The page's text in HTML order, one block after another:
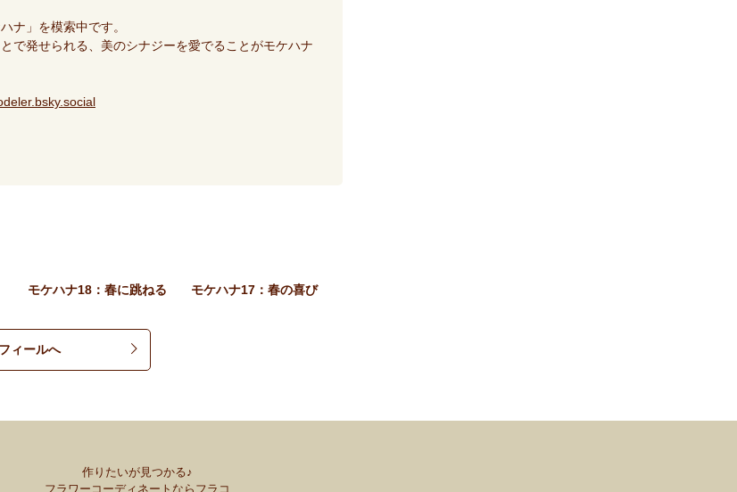
ナ」を模索中です。
で発せられる、美のシナジーを愛でることがモケハナ
モケハナ18：春に跳ねる モケハナ17：春の喜び
ィールへ
作りたいが見つかる♪
フラワーコーディネートならフラコ